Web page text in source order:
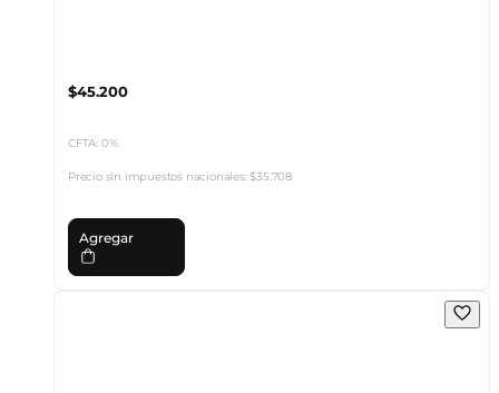
$45.200
CFTA: 0%
Precio sin impuestos nacionales:$35.708
Agregar